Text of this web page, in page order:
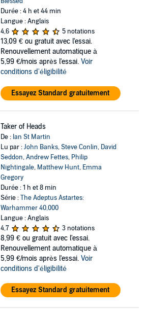
Durée : 4 h et 44 min
Langue : Anglais
4,6
5 notations
13,09 € ou gratuit avec l'essai.
Renouvellement automatique à
5,99 €/mois après l'essai. Voir
conditions d'éligibilité
Essayez Standard gratuitement
Taker of Heads
De : Ian St Martin
Lu par :John Banks,Steve Conlin, David
Seddon,Andrew Fettes, Philip
Nightingale, Matthew Hunt, Emma
Gregory
Durée : 1 h et 8 min
Série :The Adeptus Astartes:
Warhammer 40,000
Langue : Anglais
4,7
3 notations
8,99 € ou gratuit avec l'essai.
Renouvellement automatique à
5,99 €/mois après l'essai. Voir
conditions d'éligibilité
Essayez Standard gratuitement